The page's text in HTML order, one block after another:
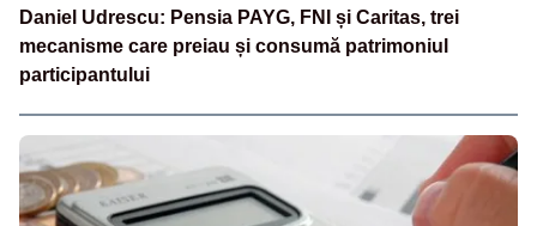
Daniel Udrescu: Pensia PAYG, FNI și Caritas, trei
mecanisme care preiau și consumă patrimoniul
participantului